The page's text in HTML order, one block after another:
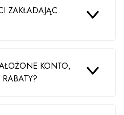
ZAKŁADAJĄC
KONTO,